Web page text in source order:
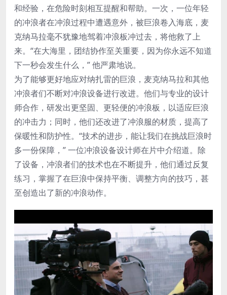
和经验，在危险时刻相互提醒和帮助。一次，一位年轻
的冲浪者在冲浪过程中遭遇意外，被巨浪卷入海底，麦
克纳马拉毫不犹豫地驾着冲浪板冲过去，将他救了上
来。“在大海里，团结协作至关重要，因为你永远不知道
下一秒会发生什么，” 他严肃地说。
为了能够更好地应对纳扎雷的巨浪，麦克纳马拉和其他
冲浪者们不断对冲浪设备进行改进。他们与专业的设计
师合作，研发出更坚固、更轻便的冲浪板，以适应巨浪
的冲击力；同时，他们还改进了冲浪服的材质，提高了
保暖性和防护性。“技术的进步，能让我们在挑战巨浪时
多一份保障，” 一位冲浪设备设计师在片中介绍道。除
了设备，冲浪者们的技术也在不断提升，他们通过反复
练习，掌握了在巨浪中保持平衡、调整方向的技巧，甚
至创造出了新的冲浪动作。